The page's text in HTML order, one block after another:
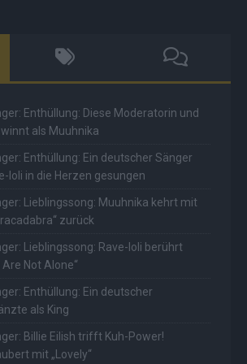
Enthüllung: Diese Moderatorin und
als Muuhnika
Enthüllung: Ein deutscher Sänger
Ioli in die Herzen gesungen
Lieblingssong: Muuhnika kehrt mit
zurück
Lieblingssong: Rave-Ioli berührt
Not Alone“
Enthüllung: Ein deutscher
als King
Billie Eilish trifft Kuh-Power!
mit „Lovely“